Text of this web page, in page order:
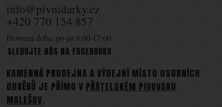
info@pivnidarky.cz
+420 770 154 857
Provozní doba: po-pá 9:00-17:00
SLEDUJTE NÁS NA FACEBOOKU
KAMENNÁ PRODEJNA A VÝDEJNÍ MÍSTO OSOBNÍCH
ODBĚRŮ JE PŘÍMO V PŘÁTELSKÉM PIVOVARU
MALEŠOV.